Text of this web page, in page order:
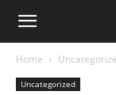
Home
Uncategorized